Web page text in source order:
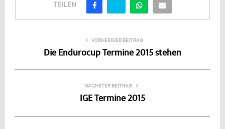
TEILEN
VORHERIGER BEITRAG
Die Endurocup Termine 2015 stehen
NÄCHSTER BEITRAG
IGE Termine 2015